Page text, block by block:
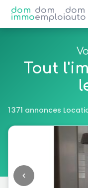
dom
immo
dom
emploi
dom
auto
Tout
1 371 annonces